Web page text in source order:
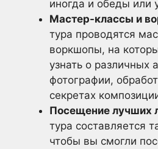
иногда и обеды или
Мастер-классы и
тура проводятся
воркшопы, на
узнать о различных
фотографии,
секретах
Посещение лучших
тура составляется
чтобы вы смогли